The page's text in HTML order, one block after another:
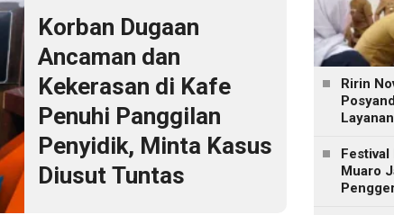
Korban Dugaan
Ancaman dan
Kekerasan di Kafe
Penuhi Panggilan
Penyidik, Minta Kasus
Diusut Tuntas
Ririn
Festival
Muaro